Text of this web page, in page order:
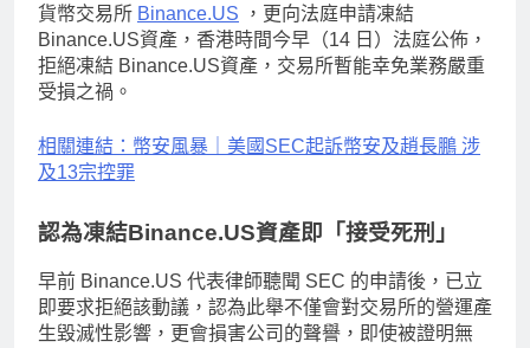
貨幣交易所 Binance.US ，更向法庭申請凍結
Binance.US資產，香港時間今早（14 日）法庭公佈，
拒絕凍結 Binance.US資產，交易所暫能幸免業務嚴重
受損之禍。
相關連結：幣安風暴｜美國SEC起訴幣安及趙長鵬 涉
及13宗控罪
認為凍結Binance.US資產即「接受死刑」
早前 Binance.US 代表律師聽聞 SEC 的申請後，已立
即要求拒絕該動議，認為此舉不僅會對交易所的營運產
生毀滅性影響，更會損害公司的聲譽，即使被證明無